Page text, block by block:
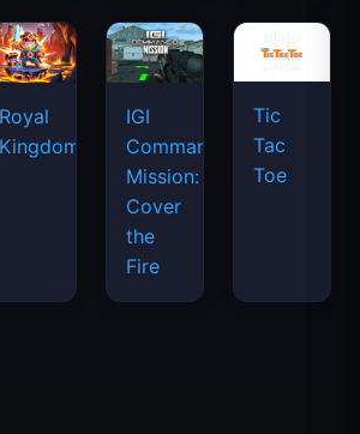
Royal
Kingdom
IGI
Commando
Mission:
Cover
the
Fire
Tic
Tac
Toe